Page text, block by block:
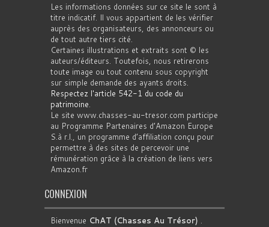
Les informations données sur ce site le sont à
titre indicatif. Il vous appartient de les vérifier
auprès des organisateurs, des annonceurs ou
de tout autre tiers cité.
Certaines illustrations et extraits sont © les
auteurs/éditeurs. Toutefois, nous retirerons
toute image ou tout contenu sous copyright
sur simple demande des ayants droits.
Respectez l'article 542-1 du code du
patrimoine.
Le site www.chasses-au-tresor.com participe
au Programme Partenaires d’Amazon Europe
S.à r.l., un programme d’affiliation conçu pour
permettre à des sites de percevoir une
rémunération grâce à la création de liens vers
Amazon.fr
CONNEXION
Bienvenue ChAT (Chasses Au Trésor) .